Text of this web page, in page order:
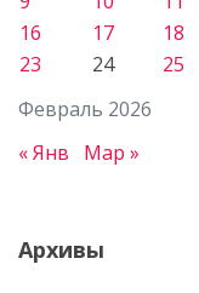
Февраль 2026
16
17 18
23
24 25
« Янв Мар »
Архивы